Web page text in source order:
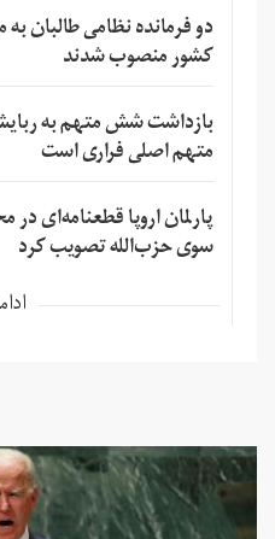
دو فرمانده نظامی طالبان
کشور منصوب شدند
بازداشت شش متهم به
متهم اصلی فراری است
پارلمان اروپا قطعنامه‌ای
سوی حزب‌الله تصویب کرد